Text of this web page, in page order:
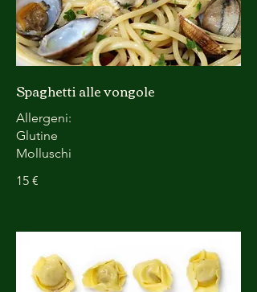
Spaghetti alle vongole
Allergeni:
Glutine
Molluschi
15 €